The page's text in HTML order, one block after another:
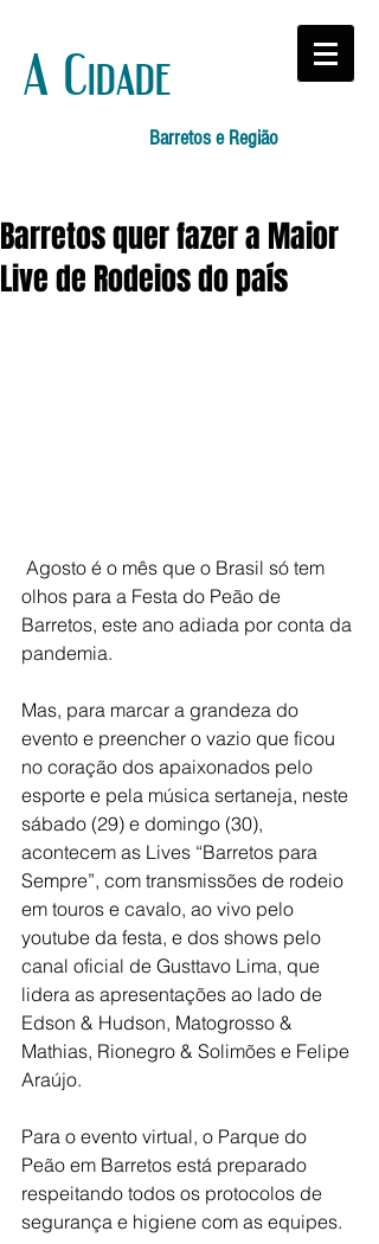
A Cidade
Barretos e Região
Barretos quer fazer a Maior
Live de Rodeios do país
olhos para a Festa do Peão de
Barretos, este ano adiada por conta da
pandemia.
Mas, para marcar a grandeza do
evento e preencher o vazio que ficou
no coração dos apaixonados pelo
esporte e pela música sertaneja, neste
sábado (29) e domingo (30),
acontecem as Lives “Barretos para
Sempre”, com transmissões de rodeio
em touros e cavalo, ao vivo pelo
youtube da festa, e dos shows pelo
canal oficial de Gusttavo Lima, que
lidera as apresentações ao lado de
Edson & Hudson, Matogrosso &
Mathias, Rionegro & Solimões e Felipe
Araújo.
Para o evento virtual, o Parque do
Peão em Barretos está preparado
respeitando todos os protocolos de
segurança e higiene com as equipes.